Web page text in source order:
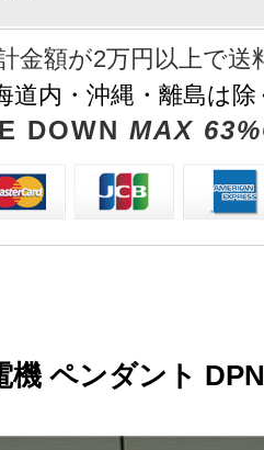
金額が2万円以上で送
道内・沖縄・離島は
DOWN MAX
機 ペンダント